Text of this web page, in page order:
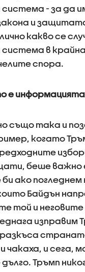
- за да
и
какво се
в
спора.
е
също така и
когато
беше важно
ако погледнем
Байдън
той и неговите
изправим
чакаха, и сега,
Тръмп